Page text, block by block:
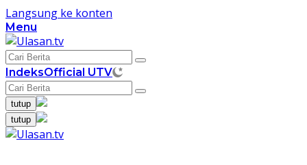
Langsung ke konten
Menu
IndeksOfficial UTV
tutup
tutup